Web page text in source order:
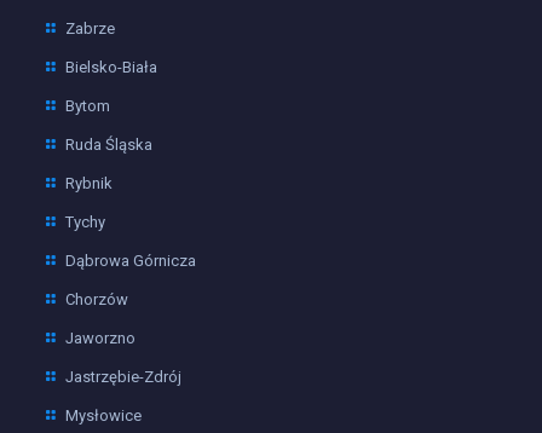
Zabrze
Bielsko-Biała
Bytom
Ruda Śląska
Rybnik
Tychy
Dąbrowa Górnicza
Chorzów
Jaworzno
Jastrzębie-Zdrój
Mysłowice